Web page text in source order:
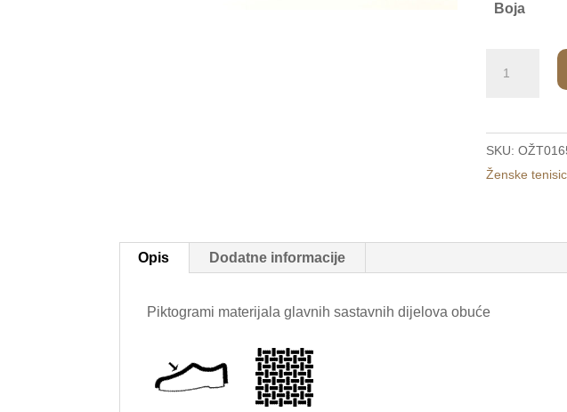
Boja
tenisice
sive
/SPORT/
SKU:
Ženske
Opis Dodatne informacije
Piktogrami materijala glavnih sastavnih dijelova obuće